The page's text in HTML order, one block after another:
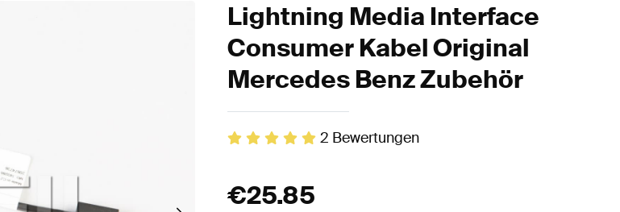
Lightning Media Interface
Consumer Kabel Original
Mercedes Benz Zubehör
2 Bewertungen
€25.85